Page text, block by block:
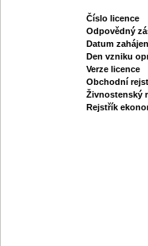
Číslo licence
Odpovědný
Datum
Den vzniku
Verze licence
Obchodní
Živnostenský
Rejstřík